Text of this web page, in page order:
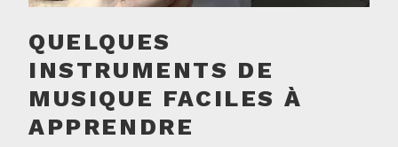
QUELQUES
INSTRUMENTS DE
MUSIQUE FACILES À
APPRENDRE